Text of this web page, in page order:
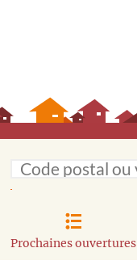
Prochaines ouvertures